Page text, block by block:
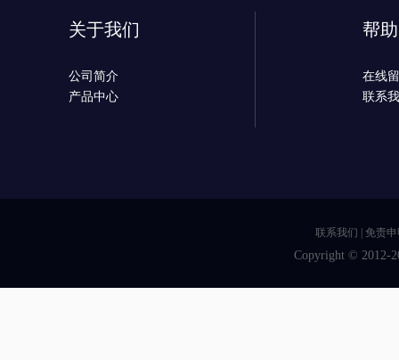
关于我们
公司简介
产品中心
帮
在线
联系
联系我们 免责
Copyright © 2012-